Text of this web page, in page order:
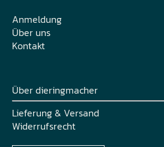
Anmeldung
Über uns
Kontakt
Über dieringmacher
Lieferung & Versand
Widerrufsrecht